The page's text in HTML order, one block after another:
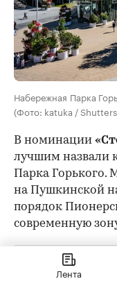
Набережная Парка
(Фото: katuka /
В номинации
лучшим назвали
Парка Горького.
на Пушкинской
порядок
современную
Весной 2026
победило в
Лента